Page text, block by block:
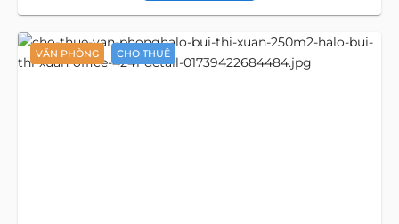
VĂN PHÒNG CHO THUÊ